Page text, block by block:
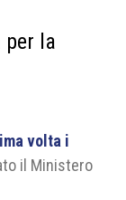
per la
volta i
il Ministero